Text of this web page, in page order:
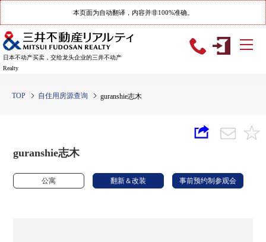
本页面为自动翻译，内容并非100%准确。
日本不动产买卖，交给龙头企业的三井不动产
Realty
TOP 自住用房源查询 guranshie志木
guranshie志木
公寓 翻新＆改装 事前预约制参观会